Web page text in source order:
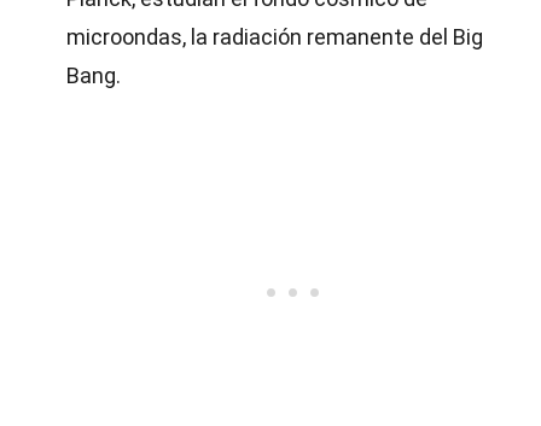
microondas, la radiación remanente del Big
Bang.